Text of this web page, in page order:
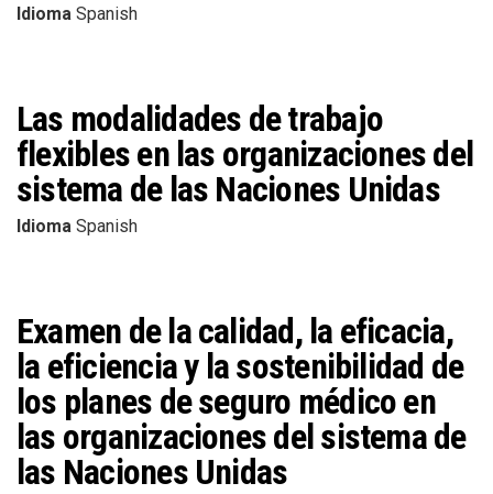
Idioma Spanish
Las modalidades de trabajo
flexibles en las organizaciones del
sistema de las Naciones Unidas
Idioma Spanish
Examen de la calidad, la eficacia,
la eficiencia y la sostenibilidad de
los planes de seguro médico en
las organizaciones del sistema de
las Naciones Unidas